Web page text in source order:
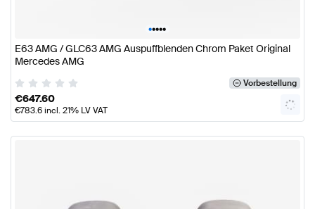
•••••
E63 AMG / GLC63 AMG Auspuffblenden Chrom Paket Original
Mercedes AMG
Vorbestellung
€647.60
€783.6incl. 21% LV VAT